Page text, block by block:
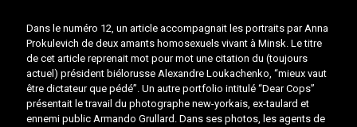
Dans le numéro 12, un article accompagnait les portraits par Anna
Prokulevich de deux amants homosexuels vivant à Minsk. Le titre
de cet article reprenait mot pour mot une citation du (toujours
actuel) président biélorusse Alexandre Loukachenko, “mieux vaut
être dictateur que pédé”. Un autre portfolio intitulé “Dear Cops”
présentait le travail du photographe new-yorkais, ex-taulard et
ennemi public Armando Grullard. Dans ses photos, les agents de